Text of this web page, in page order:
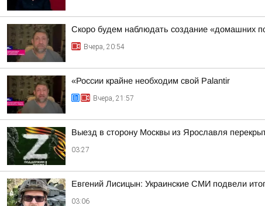
Скоро будем наблюдать создание «домашних
Вчера, 20:54
«России крайне необходим свой Palantir
Вчера, 21:57
Выезд в сторону Москвы из Ярославля
03:27
Евгений Лисицын: Украинские СМИ подвели
03:06